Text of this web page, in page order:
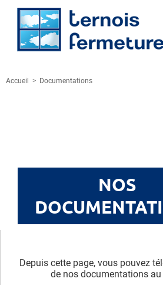
Accueil > Documentations
NOS
Depuis cette page, vous pouvez
de nos documentations au